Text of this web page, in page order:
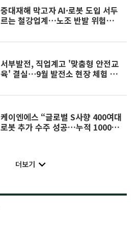
중대재해 막고자 AI·로봇 도입 서두
르는 철강업계…노조 반발 위험은
서부발전, 직업계고 '맞춤형 안전교
육' 결실⋯9월 발전소 현장 체험 연
케이엔에스 “글로벌 S사향 400여대
로봇 추가 수주 성공…누적 1000여
더보기